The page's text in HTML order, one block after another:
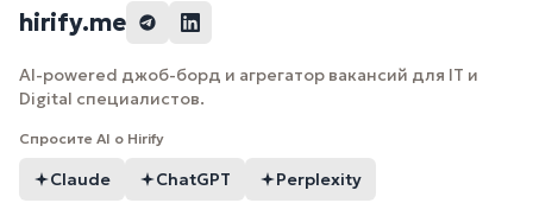
hirify.me
AI-powered джоб-борд и агрегатор вакансий для IT и
Digital специалистов.
Спросите AI о Hirify
Claude ChatGPT Perplexity